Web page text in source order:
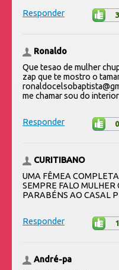
Responder 3
Ronaldo
Que tesao de mulher
zap que te mostro o
me chamar sou do
Responder 0
CURITIBANO
UMA FÊMEA
SEMPRE FALO
PARABÉNS AO CASAL
Responder 1
André-pa